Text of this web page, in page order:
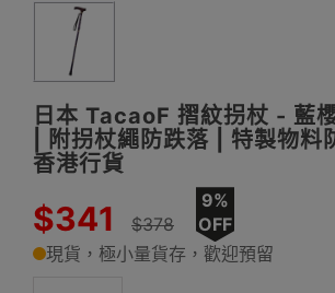
日本 TacaoF 摺紋拐杖 - 藍
| 附拐杖繩防跌落 | 特製物料
香港行貨
$341 $378
9%
OFF
現貨，極小量貨存，歡迎預留